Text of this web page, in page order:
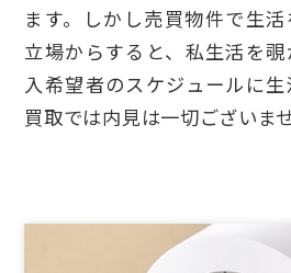
ます。しかし売買物件で生
立場からすると、私生活を
入希望者のスケジュールに生
買取では内見は一切ございませ